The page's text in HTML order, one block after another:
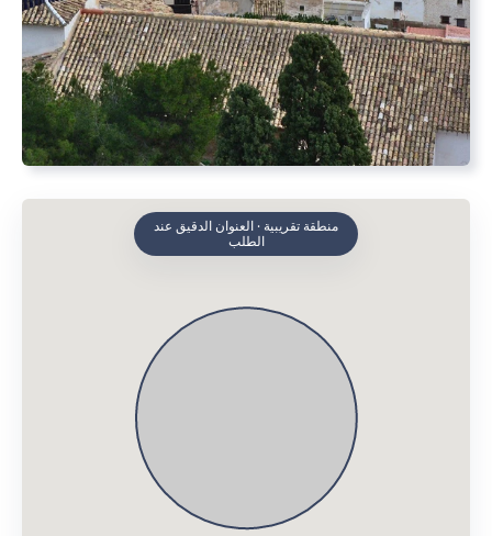
منطقة تقريبية · العنوان الدقيق عند
الطلب